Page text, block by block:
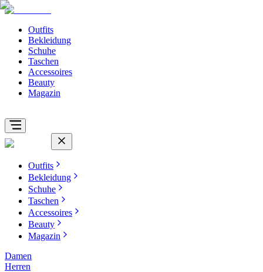
Outfits
Bekleidung
Schuhe
Taschen
Accessoires
Beauty
Magazin
Outfits
Bekleidung
Schuhe
Taschen
Accessoires
Beauty
Magazin
Damen
Herren